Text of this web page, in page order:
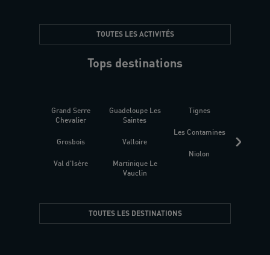
TOUTES LES ACTIVITÉS
Tops destinations
Grand Serre
Chevalier
Grosbois
Val d'Isère
Guadeloupe Les
Saintes
Valloire
Martinique Le
Vauclin
Tignes
Les Contamines
Niolon
TOUTES LES DESTINATIONS